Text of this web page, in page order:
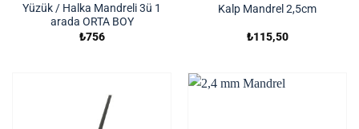
Yüzük / Halka Mandreli 3ü 1
arada ORTA BOY
₺756
Kalp Mandrel 2,5cm
₺115,50